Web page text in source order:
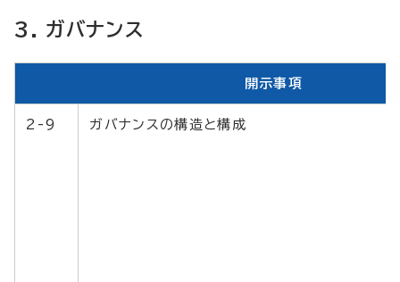
3. ガバナンス
開示事項
2-9 ガバナンスの構造と構成